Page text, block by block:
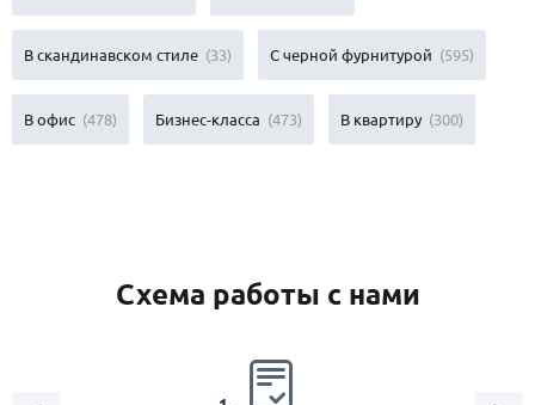
В скандинавском стиле (33) С черной фурнитурой (595)
В офис (478) Бизнес-класса (473) В квартиру (300)
Схема работы с нами